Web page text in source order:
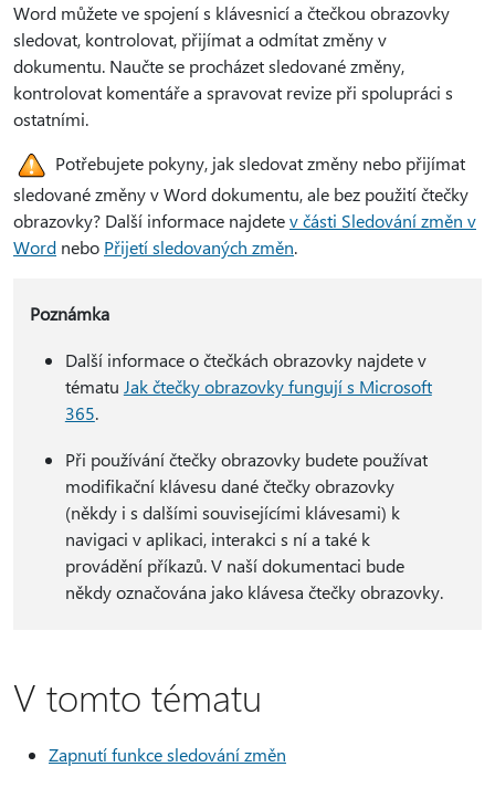
Word můžete ve spojení s klávesnicí a čtečkou obrazovky
sledovat, kontrolovat, přijímat a odmítat změny v
dokumentu. Naučte se procházet sledované změny,
kontrolovat komentáře a spravovat revize při spolupráci s
ostatními.
Potřebujete pokyny, jak sledovat změny nebo přijímat
sledované změny v Word dokumentu, ale bez použití čtečky
obrazovky? Další informace najdetev části Sledování změn v
Word nebo Přijetí sledovaných změn.
Poznámka
Další informace o čtečkách obrazovky najdete v
tématu Jak čtečky obrazovky fungují s Microsoft
365.
Při používání čtečky obrazovky budete používat
modifikační klávesu dané čtečky obrazovky
(někdy i s dalšími souvisejícími klávesami) k
navigaci v aplikaci, interakci s ní a také k
provádění příkazů. V naší dokumentaci bude
někdy označována jako klávesa čtečky obrazovky.
V tomto tématu
Zapnutí funkce sledování změn